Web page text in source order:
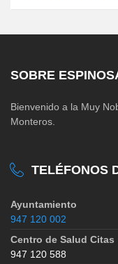
SOBRE
Bienvenido a la Muy
Monteros.
TELÉFONOS
Ayuntamiento
947 120 002
Centro de Salud Citas
947 120 588